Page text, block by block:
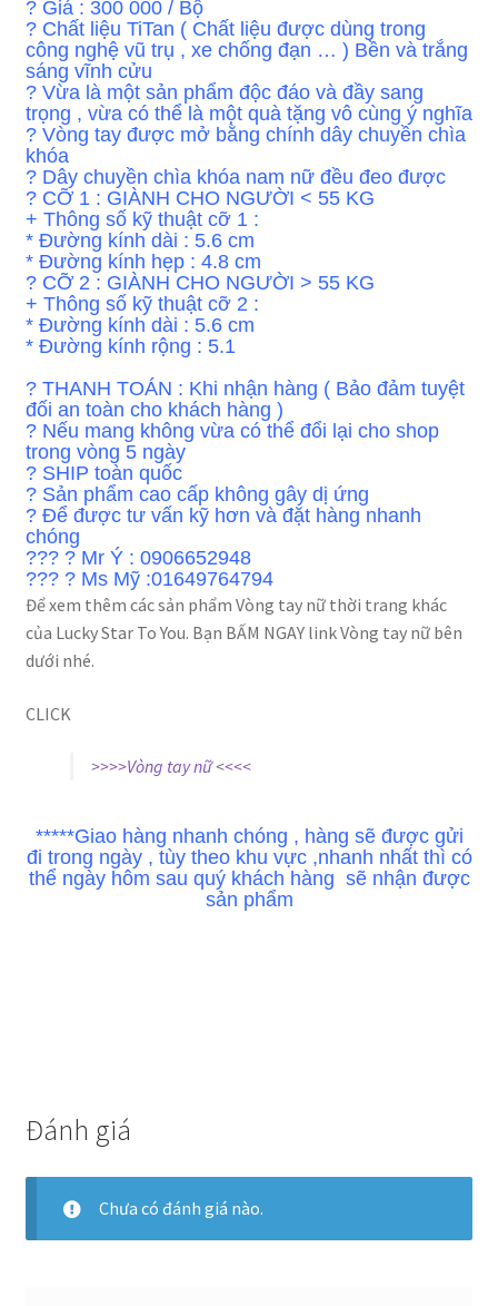
?Giá : 300 000 / Bộ
?Chất liệu TiTan ( Chất liệu được dùng trong
công nghệ vũ trụ , xe chống đạn … ) Bền và trắng
sáng vĩnh cửu
?Vừa là một sản phẩm độc đáo và đầy sang
trọng , vừa có thể là một quà tặng vô cùng ý nghĩa
?Vòng tay được mở bằng chính dây chuyền chìa
khóa
? Dây chuyền chìa khóa nam nữ đều đeo được
? CỠ 1 : GIÀNH CHO NGƯỜI < 55 KG
+ Thông số kỹ thuật cỡ 1 :
* Đường kính dài : 5.6 cm
* Đường kính hẹp : 4.8 cm
? CỠ 2 : GIÀNH CHO NGƯỜI > 55 KG
+ Thông số kỹ thuật cỡ 2 :
* Đường kính dài : 5.6 cm
* Đường kính rộng : 5.1
? THANH TOÁN : Khi nhận hàng ( Bảo đảm tuyệt
đối an toàn cho khách hàng )
? Nếu mang không vừa có thể đổi lại cho shop
trong vòng 5 ngày
? SHIP toàn quốc
? Sản phẩm cao cấp không gây dị ứng
? Để được tư vấn kỹ hơn và đặt hàng nhanh
chóng
??? ? Mr Ý : 0906652948
??? ? Ms Mỹ :01649764794
Để xem thêm các sản phẩm Vòng tay nữ thời trang khác
của Lucky Star To You. Bạn BẤM NGAY link Vòng tay nữ bên
dưới nhé.
CLICK
>>>>Vòng tay nữ<<<<
*****Giao hàng nhanh chóng , hàng sẽ được gửi
đi trong ngày , tùy theo khu vực ,nhanh nhất thì có
thể ngày hôm sau quý khách hàng sẽ nhận được
sản phẩm
Đánh giá
Chưa có đánh giá nào.